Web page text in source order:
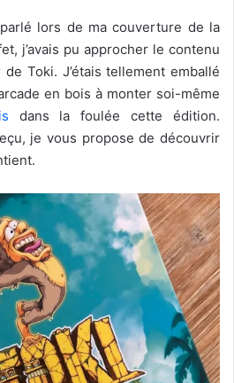
lors de ma couverture de la
j’avais pu approcher le contenu
Toki. J’étais tellement emballé
en bois à monter soi-même
dans la foulée cette édition.
je vous propose de découvrir